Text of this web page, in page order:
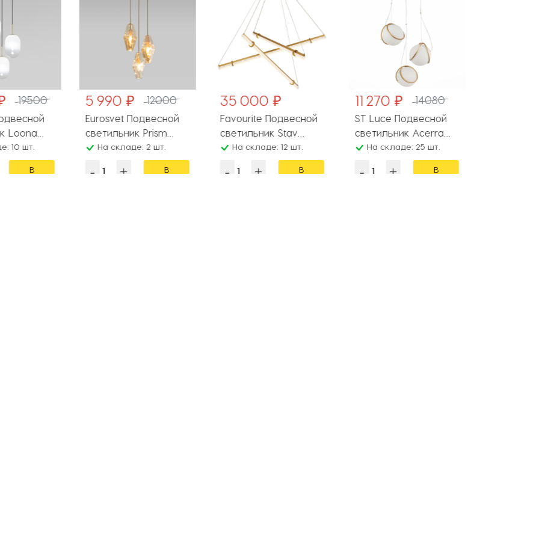
19500
Loona
10 шт.
В
5 990 ₽ 12000
Eurosvet Подвесной
светильник Prism
50236/3
На складе: 2 шт.
В
35 000 ₽
Favourite Подвесной
светильник Stav
4553-3P
На складе: 12 шт.
В
11 270 ₽ 14080
ST Luce Подвесной
светильник Acerra
SL1181.353.03
На складе: 25 шт.
В